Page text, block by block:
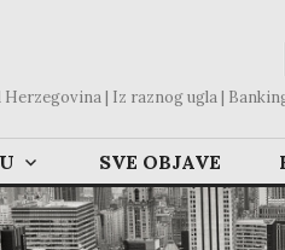
Herzegovina | Iz raznog ugla |
SVE OBJAVE